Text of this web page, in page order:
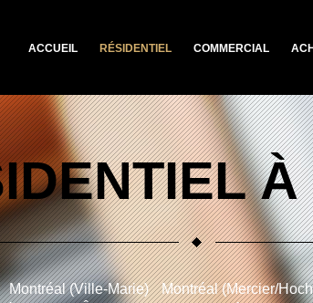
ACCUEIL RÉSIDENTIEL COMMERCIAL
Montréal (Ville-Marie) Montréal (Mercier/